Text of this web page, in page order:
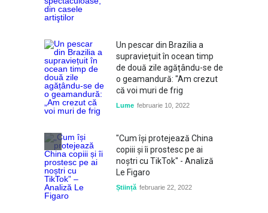
Un pescar din Brazilia a
supraviețuit în ocean timp
de două zile agățându-se de
o geamandură: "Am crezut
că voi muri de frig
Lume februarie 10, 2022
"Cum își protejează China
copiii și îi prostesc pe ai
noștri cu TikTok" - Analiză
Le Figaro
Știință februarie 22, 2022